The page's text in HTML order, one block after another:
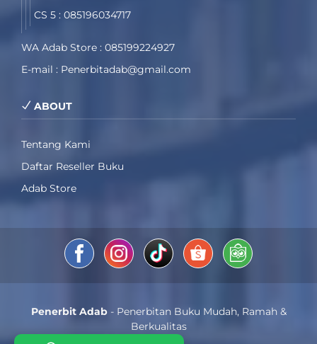
CS 5 : 085196034717
WA Adab Store : 085199224927
E-mail : Penerbitadab@gmail.com
ABOUT
Tentang Kami
Daftar Reseller Buku
Adab Store
Penerbit Adab- Penerbitan Buku Mudah, Ramah &
Berkualitas